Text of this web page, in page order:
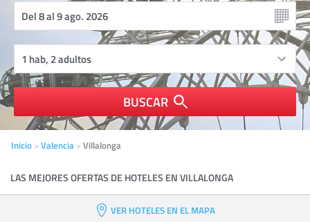
BUSCAR
Inicio Valencia Villalonga
LAS MEJORES OFERTAS DE HOTELES EN VILLALONGA
VER HOTELES EN EL MAPA